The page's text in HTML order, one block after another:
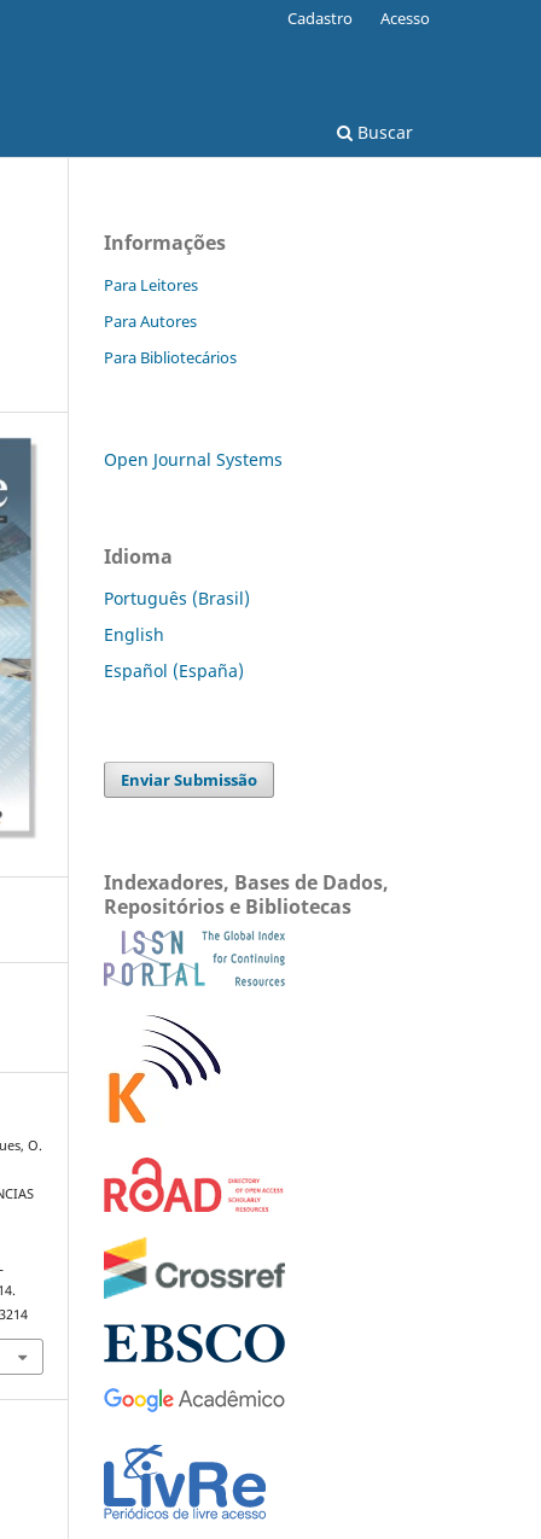
Buscar
Cadastro Acesso
O.
Informações
Para Leitores
Para Autores
Para Bibliotecários
Open Journal Systems
Idioma
Português (Brasil)
English
Español (España)
Enviar Submissão
Indexadores, Bases de Dados,
Repositórios e Bibliotecas